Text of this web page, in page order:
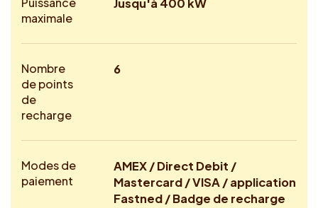
maximale
Jusqu'à 400 kW
Nombre
de points
de
recharge
6
Modes de
paiement
AMEX / Direct Debit /
Mastercard / VISA / application
Fastned / Badge de recharge